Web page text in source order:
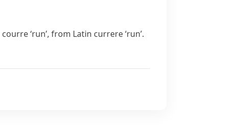
courre‘run’, from Latin currere‘run’.